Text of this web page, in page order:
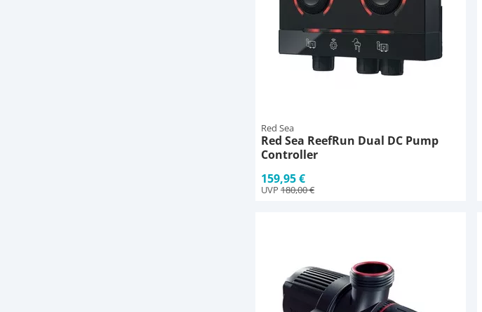
Red Sea
Red Sea ReefRun Dual DC Pump
Controller
159,95 €
UVP 180,00 €